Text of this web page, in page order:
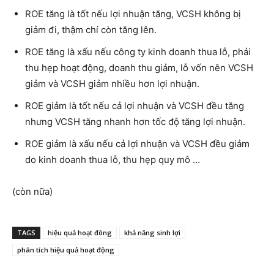
ROE tăng là tốt nếu lợi nhuận tăng, VCSH không bị
giảm đi, thậm chí còn tăng lên.
ROE tăng là xấu nếu công ty kinh doanh thua lỗ, phải
thu hẹp hoạt động, doanh thu giảm, lỗ vốn nên VCSH
giảm và VCSH giảm nhiều hơn lợi nhuận.
ROE giảm là tốt nếu cả lợi nhuận và VCSH đều tăng
nhưng VCSH tăng nhanh hơn tốc độ tăng lợi nhuận.
ROE giảm là xấu nếu cả lợi nhuận và VCSH đều giảm
do kinh doanh thua lỗ, thu hẹp quy mô …
(còn nữa)
TAGS hiệu quả hoạt đông
khả năng sinh lợi
phân tích hiệu quả hoạt động